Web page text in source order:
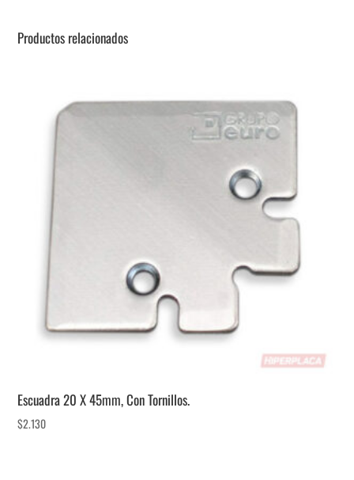
Productos relacionados
Escuadra 20 X 45mm, Con Tornillos.
$2.130